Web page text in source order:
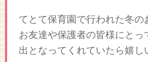
てとて保育園で行われた冬の
お友達や保護者の皆様にとっ
出となってくれていたら嬉し